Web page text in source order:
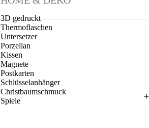
3D gedruckt
Thermoflaschen
Untersetzer
Porzellan
Kissen
Magnete
Postkarten
Schlüsselanhänger
Christbaumschmuck
Spiele